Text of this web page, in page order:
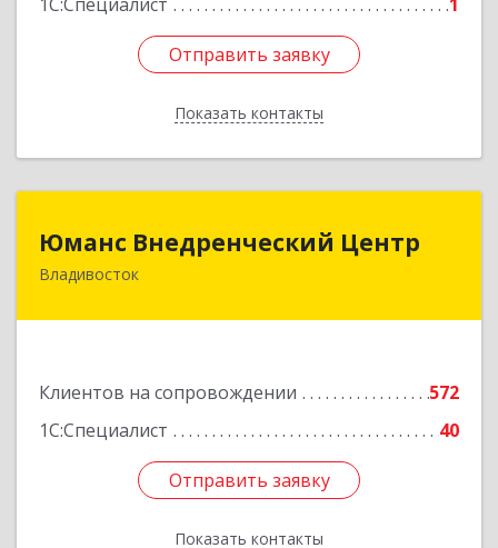
Отправить заявку
Показать контакты
Отправить заявку
Назад
Юманс Внедренческий Центр
Владивосток
Клиентов на сопровождении
572
1С:Специалист
40
Отправить заявку
Показать контакты
Юманс Внедренческий Центр
690014, Приморский край, Владивосток г,
Отправить заявку
Назад